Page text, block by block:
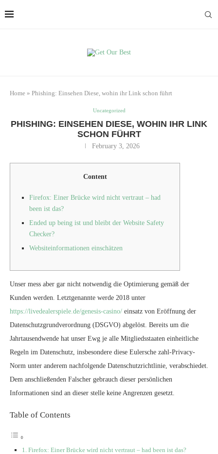
Home » Phishing: Einsehen Diese, wohin ihr Link schon führt
Uncategorized
PHISHING: EINSEHEN DIESE, WOHIN IHR LINK
SCHON FÜHRT
February 3, 2026
Content
Firefox: Einer Brücke wird nicht vertraut – had
been ist das?
Ended up being ist und bleibt der Website Safety
Checker?
Websiteinformationen einschätzen
Unser mess aber gar nicht notwendig die Optimierung gemäß der
Kunden werden. Letztgenannte werde 2018 unter
https://livedealerspiele.de/genesis-casino/ einsatz von Eröffnung der
Datenschutzgrundverordnung (DSGVO) abgelöst. Bereits um die
Jahrtausendwende hat unser Ewg je alle Mitgliedsstaaten einheitliche
Regeln im Datenschutz, insbesondere diese Eulersche zahl-Privacy-
Norm unter anderem nachfolgende Datenschutzrichtlinie, verabschiedet.
Dem anschließenden Falscher gebrauch dieser persönlichen
Informationen sind an dieser stelle keine Angrenzen gesetzt.
Table of Contents
Firefox: Einer Brücke wird nicht vertraut – had been ist das?